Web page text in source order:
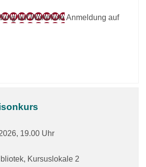
Anmeldung auf
19.00 Uhr
Kursuslokale 2